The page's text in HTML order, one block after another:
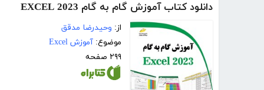
دانلود کتاب آموزش گام به گام EXCEL 2023
از: وحیدرضا مدقق
موضوع: آموزش Excel
۲۹۹ صفحه